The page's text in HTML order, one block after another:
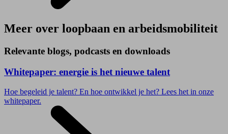
Meer over loopbaan en arbeidsmobiliteit
Relevante blogs, podcasts en downloads
Whitepaper: energie is het nieuwe talent
Hoe begeleid je talent? En hoe ontwikkel je het? Lees het in onze
whitepaper.